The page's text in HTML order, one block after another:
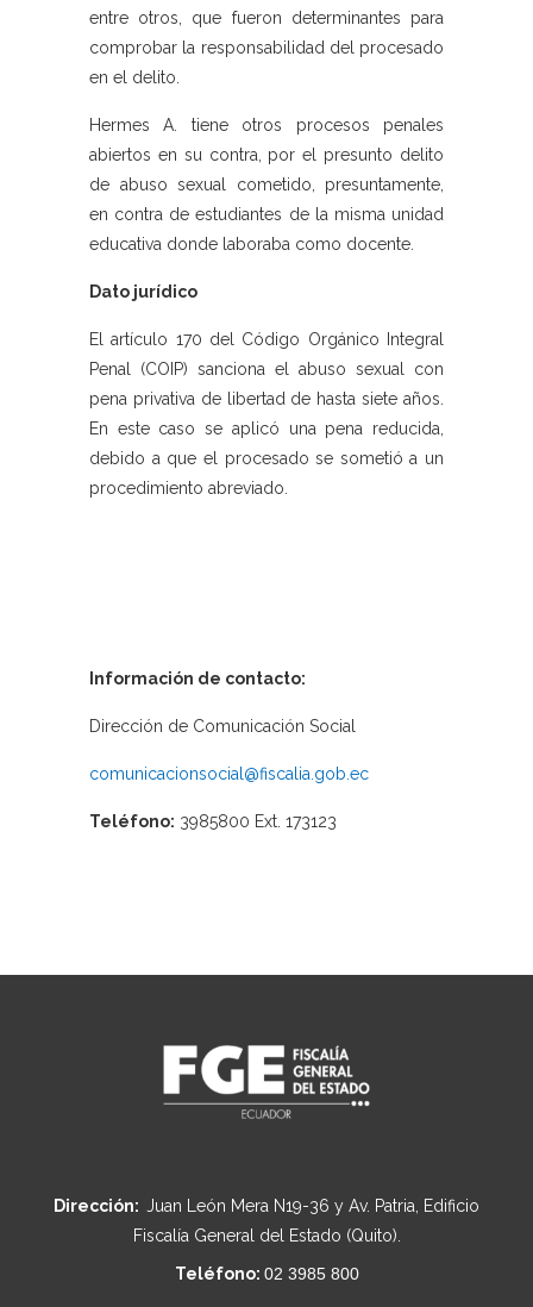
entre otros, que fueron determinantes para
comprobar la responsabilidad del procesado
en el delito.
Hermes A. tiene otros procesos penales
abiertos en su contra, por el presunto delito
de abuso sexual cometido, presuntamente,
en contra de estudiantes de la misma unidad
educativa donde laboraba como docente.
Dato jurídico
El artículo 170 del Código Orgánico Integral
Penal (COIP) sanciona el abuso sexual con
pena privativa de libertad de hasta siete años.
En este caso se aplicó una pena reducida,
debido a que el procesado se sometió a un
procedimiento abreviado.
Información de contacto:
Dirección de Comunicación Social
comunicacionsocial@fiscalia.gob.ec
Teléfono: 3985800 Ext. 173123
Dirección: Juan León Mera N19-36 y Av. Patria, Edificio
Fiscalía General del Estado (Quito).
Teléfono: 02 3985 800